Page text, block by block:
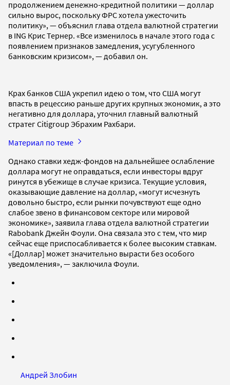
продолжением денежно-кредитной политики — доллар
сильно вырос, поскольку ФРС хотела ужесточить
политику», — объяснил глава отдела валютной стратегии
в ING Крис Тернер. «Все изменилось в начале этого года с
появлением признаков замедления, усугубленного
банковским кризисом», — добавил он.
Крах банков США укрепил идею о том, что США могут
впасть в рецессию раньше других крупных экономик, а это
негативно для доллара, уточнил главный валютный
стратег Citigroup Эбрахим Рахбари.
Материал по теме
Однако ставки хедж-фондов на дальнейшее ослабление
доллара могут не оправдаться, если инвесторы вдруг
ринутся в убежище в случае кризиса. Текущие условия,
оказывающие давление на доллар, «могут исчезнуть
довольно быстро, если рынки почувствуют еще одно
слабое звено в финансовом секторе или мировой
экономике», заявила глава отдела валютной стратегии
Rabobank Джейн Фоули. Она связала это с тем, что мир
сейчас еще приспосабливается к более высоким ставкам.
«[Доллар] может значительно вырасти без особого
уведомления», — заключила Фоули.
Андрей Злобин